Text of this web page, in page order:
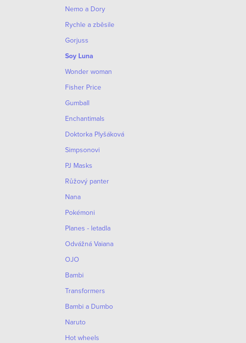
Nemo a Dory
Rychle a zběsile
Gorjuss
Soy Luna
Wonder woman
Fisher Price
Gumball
Enchantimals
Doktorka Plyšáková
Simpsonovi
PJ Masks
Růžový panter
Nana
Pokémoni
Planes - letadla
Odvážná Vaiana
OJO
Bambi
Transformers
Bambi a Dumbo
Naruto
Hot wheels